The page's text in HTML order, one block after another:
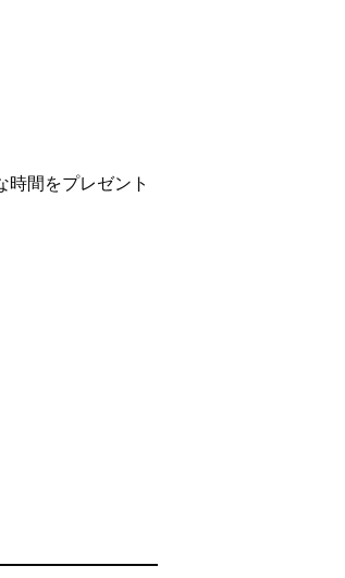
時間をプレゼント